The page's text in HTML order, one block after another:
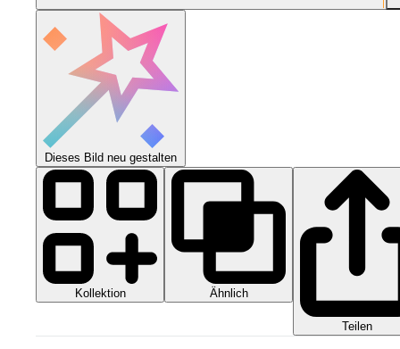
Dieses Bild neu gestalten
Kollektion Ähnlich
Teilen